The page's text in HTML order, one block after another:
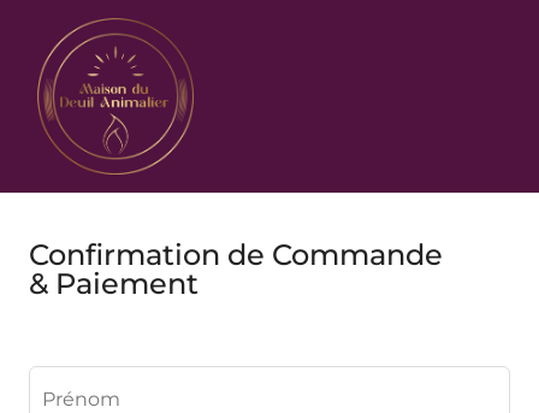
Confirmation de Commande
& Paiement